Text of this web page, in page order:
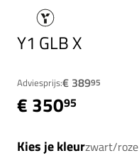
Y1 GLB X
Adviesprijs:€ 38995
€ 35095
Kies je kleurzwart/roze